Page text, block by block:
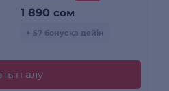
1 890 сом
+ 57 бонусқа дейін
алу